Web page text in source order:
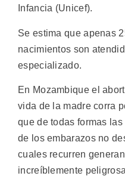
Infancia (Unicef).
Se estima que apenas
nacimientos son
especializado.
En Mozambique el
vida de la madre corra
que de todas formas
de los embarazos no
cuales recurren
increíblemente